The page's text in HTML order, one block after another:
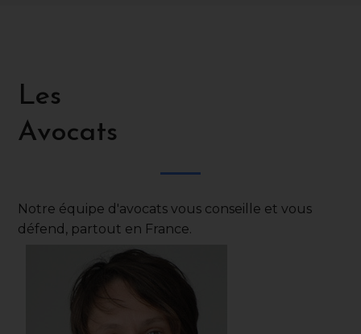
Les
Avocats
Notre équipe d'avocats vous conseille et vous
défend, partout en France.